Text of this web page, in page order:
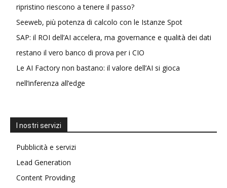
ripristino riescono a tenere il passo?
Seeweb, più potenza di calcolo con le Istanze Spot
SAP: il ROI dell’AI accelera, ma governance e qualità dei dati
restano il vero banco di prova per i CIO
Le AI Factory non bastano: il valore dell’AI si gioca
nell’inferenza all’edge
I nostri servizi
Pubblicità e servizi
Lead Generation
Content Providing